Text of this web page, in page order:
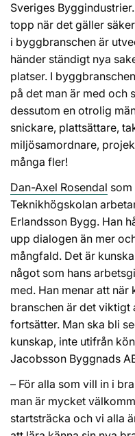
Sveriges
topp när det gäller
i byggbranschen är
händer ständigt nya
platser. I
på det man är med och
dessutom en otrolig
snickare, plattsättare,
miljösamordnare,
många fler!
Dan-Axel Rosendal
Teknikhögskolan
Erlandsson Bygg. Han
upp dialogen än mer
mångfald. Det är
något som hans
med. Han menar att
branschen är det viktigt
fortsätter. Man ska bli
kunskap, inte utifrån
Jacobsson Byggnads
– För alla som vill in i
man är mycket
startsträcka och vi alla